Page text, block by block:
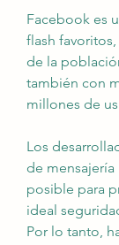
Facebook es
flash
de la
también con
millones de
Los
de
posible para
ideal
Por lo tanto,